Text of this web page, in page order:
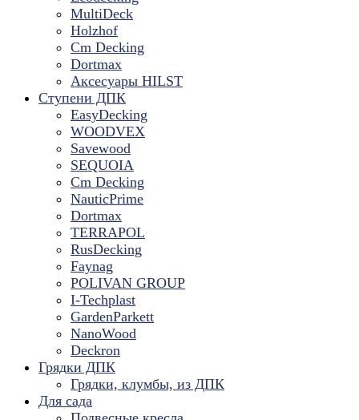
MultiDeck
Holzhof
Cm Decking
Dortmax
Аксесуары HILST
Ступени ДПК
EasyDecking
WOODVEX
Savewood
SEQUOIA
Cm Decking
NauticPrime
Dortmax
TERRAPOL
RusDecking
Faynag
POLIVAN GROUP
I-Techplast
GardenParkett
NanoWood
Deckron
Грядки ДПК
Грядки, клумбы, из ДПК
Для сада